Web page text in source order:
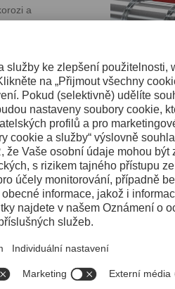
a
na
PRO